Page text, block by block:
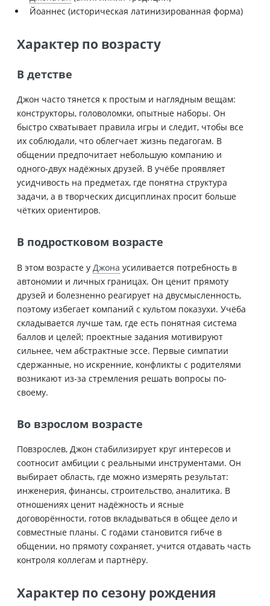
Йоаннес (историческая латинизированная форма)
Характер по возрасту
В детстве
Джон часто тянется к простым и наглядным вещам:
конструкторы, головоломки, опытные наборы. Он
быстро схватывает правила игры и следит, чтобы все
их соблюдали, что облегчает жизнь педагогам. В
общении предпочитает небольшую компанию и
одного-двух надёжных друзей. В учёбе проявляет
усидчивость на предметах, где понятна структура
задачи, а в творческих дисциплинах просит больше
чётких ориентиров.
В подростковом возрасте
В этом возрасте у Джона усиливается потребность в
автономии и личных границах. Он ценит прямоту
друзей и болезненно реагирует на двусмысленность,
поэтому избегает компаний с культом показухи. Учёба
складывается лучше там, где есть понятная система
баллов и целей; проектные задания мотивируют
сильнее, чем абстрактные эссе. Первые симпатии
сдержанные, но искренние, конфликты с родителями
возникают из-за стремления решать вопросы по-
своему.
Во взрослом возрасте
Повзрослев, Джон стабилизирует круг интересов и
соотносит амбиции с реальными инструментами. Он
выбирает область, где можно измерять результат:
инженерия, финансы, строительство, аналитика. В
отношениях ценит надёжность и ясные
договорённости, готов вкладываться в общее дело и
совместные планы. С годами становится гибче в
общении, но прямоту сохраняет, учится отдавать часть
контроля коллегам и партнёру.
Характер по сезону рождения